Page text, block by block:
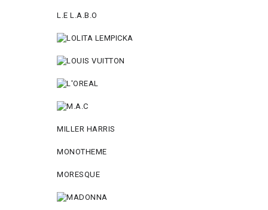
L.E L.A.B.O
MILLER HARRIS
MONOTHEME
MORESQUE